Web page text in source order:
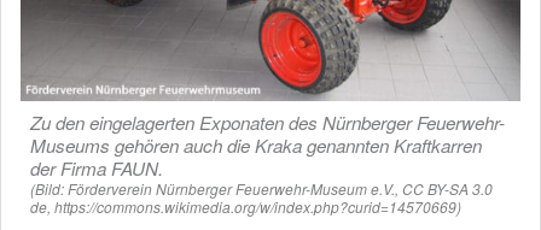
Zu den eingelagerten Exponaten des Nürnberger Feuerwehr-
Museums gehören auch die Kraka genannten Kraftkarren
der Firma FAUN.
(Bild: Förderverein Nürnberger Feuerwehr-Museum e.V., CC BY-SA 3.0
de, https://commons.wikimedia.org/w/index.php?curid=14570669)